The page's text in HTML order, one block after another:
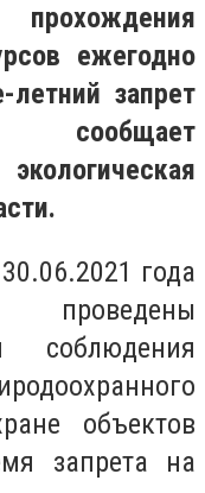
прохождения
ежегодно
летний запрет
года
соблюдения
объектов
запрета на